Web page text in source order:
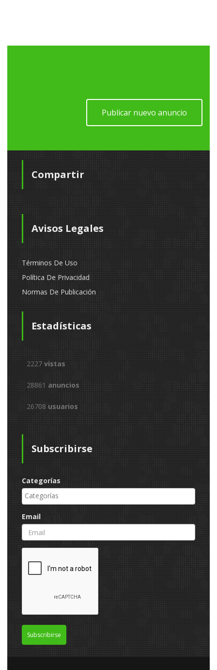
Publicar nuevo anuncio
Compartir
Avisos Legales
Términos De Uso
Política De Privacidad
Normas De Publicación
Estadísticas
2227 vistas
28861 anuncios
26708 usuarios
Subscribirse
Categorías
Email
Subscribirse